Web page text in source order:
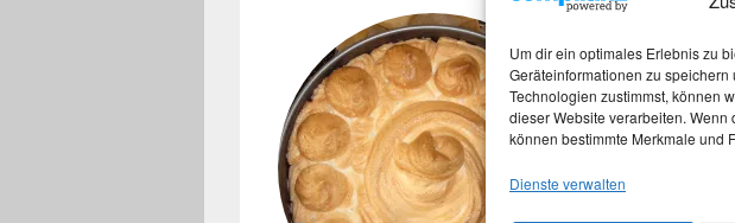
Um dir ein optimales Erlebnis zu
Geräteinformationen zu
Technologien zustimmst, können
dieser Website verarbeiten.
können bestimmte Merkmale und
Dienste verwalten